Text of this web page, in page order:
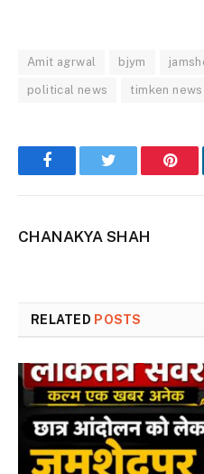
Amit agrwal bjym
political news timken news
FacebookTwitter
CHANAKYA SHAH
RELATED POSTS